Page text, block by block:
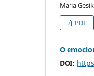
Maria
PDF
O
DOI: